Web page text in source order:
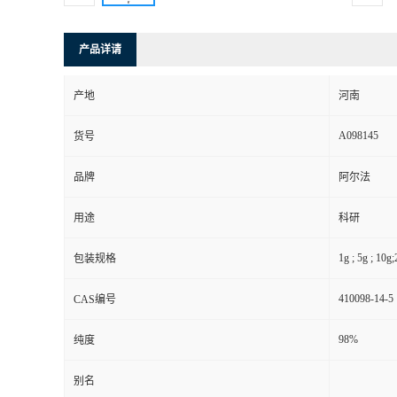
产品详请
产地 河南
货号 A098145
品牌 阿尔法
用途 科研
包装规格 1g ; 5g ;
CAS编号 410098-14-5
纯度 98%
别名